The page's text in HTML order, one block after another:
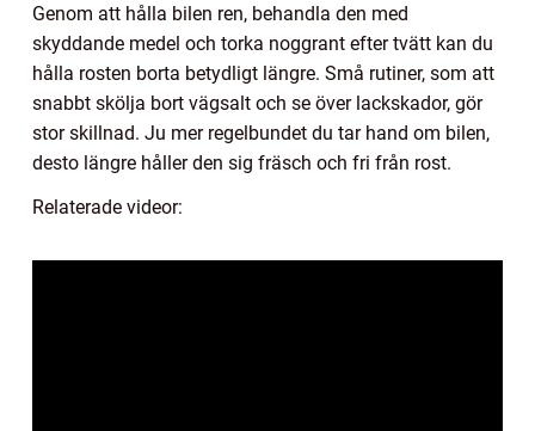
Genom att hålla bilen ren, behandla den med
skyddande medel och torka noggrant efter tvätt kan du
hålla rosten borta betydligt längre. Små rutiner, som att
snabbt skölja bort vägsalt och se över lackskador, gör
stor skillnad. Ju mer regelbundet du tar hand om bilen,
desto längre håller den sig fräsch och fri från rost.
Relaterade videor: